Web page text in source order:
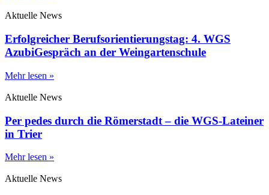
Aktuelle News
Erfolgreicher Berufsorientierungstag: 4. WGS
AzubiGespräch an der Weingartenschule
Mehr lesen »
Aktuelle News
Per pedes durch die Römerstadt – die WGS-Lateiner
in Trier
Mehr lesen »
Aktuelle News